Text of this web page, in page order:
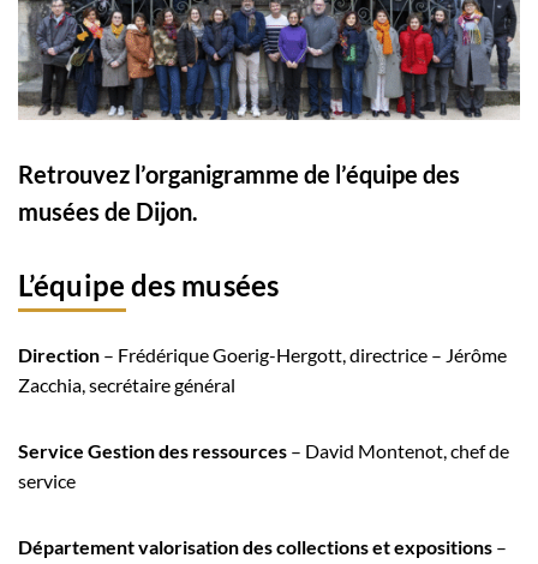
Retrouvez l’organigramme de l’équipe des
musées de Dijon.
L’équipe des musées
Direction – Frédérique Goerig-Hergott, directrice – Jérôme
Zacchia, secrétaire général
Service Gestion des ressources – David Montenot, chef de
service
Département valorisation des collections et expositions –